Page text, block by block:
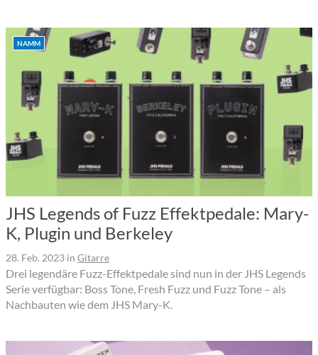
NAMM
JHS Legends of Fuzz Effektpedale: Mary-
K, Plugin und Berkeley
28. Feb. 2023 in Gitarre
Drei legendäre Fuzz-Effektpedale sind nun in der JHS Legends
Serie verfügbar: Boss Tone, Fresh Fuzz und Fuzz Tone – als
Nachbauten wie dem JHS Mary-K.